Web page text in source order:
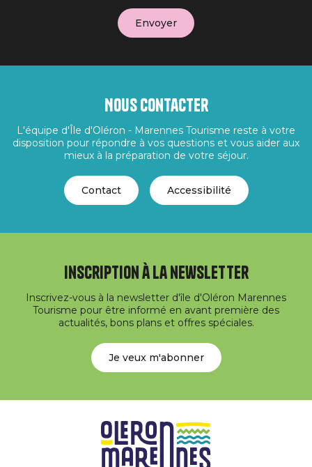
Nous contacter
L'équipe d'Île d'Oléron - Marennes Tourisme reste à votre
disposition pour répondre à vos questions et vous aider aux
mieux à la préparation de votre séjour.
Contact Accessibilité
Inscription à la newsletter
Inscrivez-vous à la newsletter d'île d'Oléron Marennes
Tourisme pour être informé en avant première des
actualités, bons plans et offres spéciales.
Je veux m'abonner